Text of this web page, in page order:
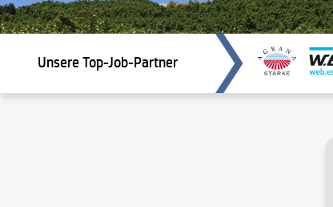
Unsere Top-Job-Partner